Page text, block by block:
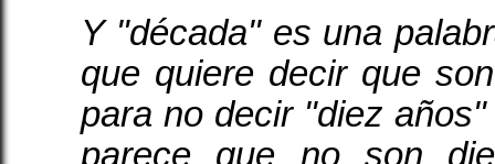
Y "década" es una
que quiere decir que
para no decir "diez
parece que no son